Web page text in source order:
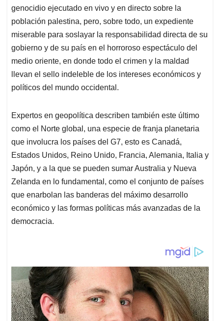
genocidio ejecutado en vivo y en directo sobre la
población palestina, pero, sobre todo, un expediente
miserable para soslayar la responsabilidad directa de su
gobierno y de su país en el horroroso espectáculo del
medio oriente, en donde todo el crimen y la maldad
llevan el sello indeleble de los intereses económicos y
políticos del mundo occidental.
Expertos en geopolítica describen también este último
como el Norte global, una especie de franja planetaria
que involucra los países del G7, esto es Canadá,
Estados Unidos, Reino Unido, Francia, Alemania, Italia y
Japón, y a la que se pueden sumar Australia y Nueva
Zelanda en lo fundamental, como el conjunto de países
que enarbolan las banderas del máximo desarrollo
económico y las formas políticas más avanzadas de la
democracia.